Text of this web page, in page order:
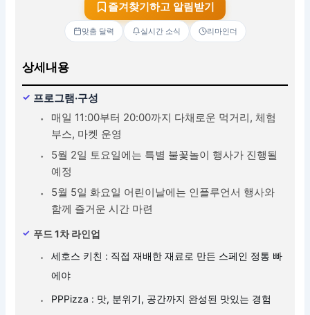
즐겨찾기하고 알림받기
맞춤 달력 실시간 소식 리마인더
상세내용
프로그램·구성
매일 11:00부터 20:00까지 다채로운 먹거리, 체험
부스, 마켓 운영
5월 2일 토요일에는 특별 불꽃놀이 행사가 진행될
예정
5월 5일 화요일 어린이날에는 인플루언서 행사와
함께 즐거운 시간 마련
푸드 1차 라인업
세호스 키친 : 직접 재배한 재료로 만든 스페인 정통 빠
에야
PPPizza : 맛, 분위기, 공간까지 완성된 맛있는 경험